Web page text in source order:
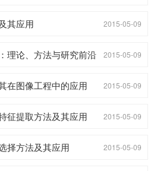
其应用 2015-05-09
理论、方法与研究前沿 2015-05-09
在图像工程中的应用 2015-05-09
征提取方法及其应用 2015-05-09
择方法及其应用 2015-05-09